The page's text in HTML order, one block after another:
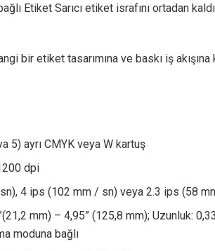
Etiket Sarıcı etiket israfını ortadan
bir etiket tasarımına ve baskı iş
5) ayrı CMYK veya W kartuş
dpi
sn), 4 ips (102 mm / sn) veya 2.3 ips (58
mm) – 4,95” (125,8 mm); Uzunluk:
moduna bağlı